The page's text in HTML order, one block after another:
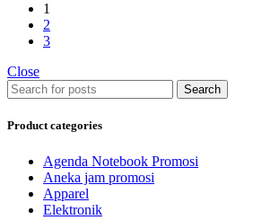
1
2
3
Close
Search
Product categories
Agenda Notebook Promosi
Aneka jam promosi
Apparel
Elektronik